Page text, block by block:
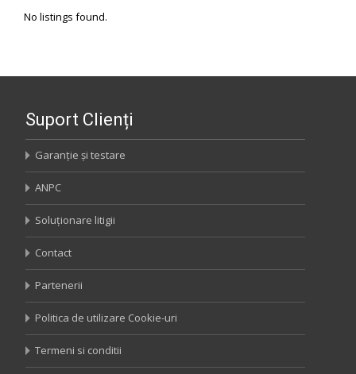
No listings found.
Suport Clienți
Garanție și testare
ANPC
Soluționare litigii
Contact
Partenerii
Politica de utilizare Cookie-uri
Termeni si conditii